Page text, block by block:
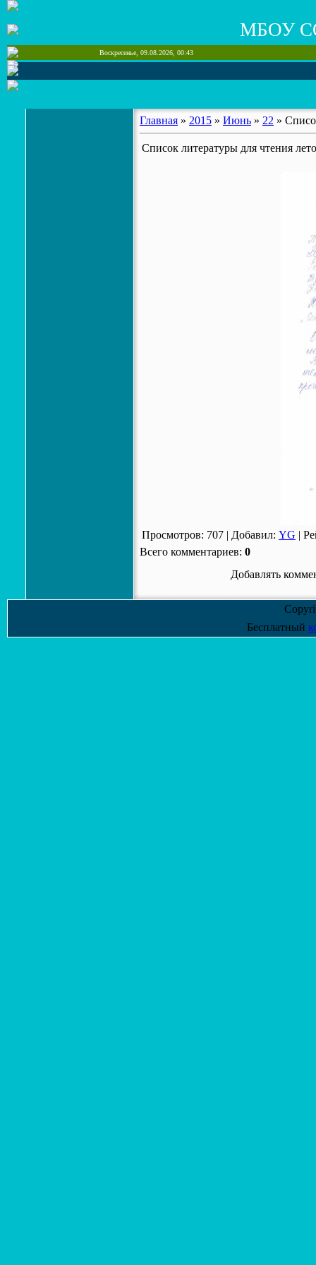
МБОУ
Воскресенье, 09.08.2026, 00:43
Главная » 2015 » Июнь » 22 »
Список литературы для чтения
Просмотров: 707 | Добавил: YG |
Всего комментариев: 0
Добавлять
Бесплатный